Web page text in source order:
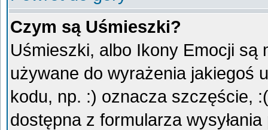
Czym są Uśmieszki?
Uśmieszki, albo Ikony Emocji są
używane do wyrażenia jakiegoś
kodu, np. :) oznacza szczęście,
dostępna z formularza